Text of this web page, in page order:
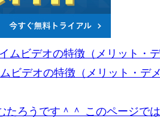
ビデオの特徴（メリット・デ
たろうです＾＾ このページで